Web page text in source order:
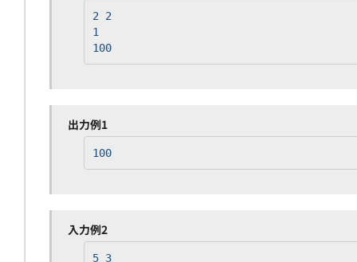
2 2
1
100
出力例1
100
入力例2
5 3